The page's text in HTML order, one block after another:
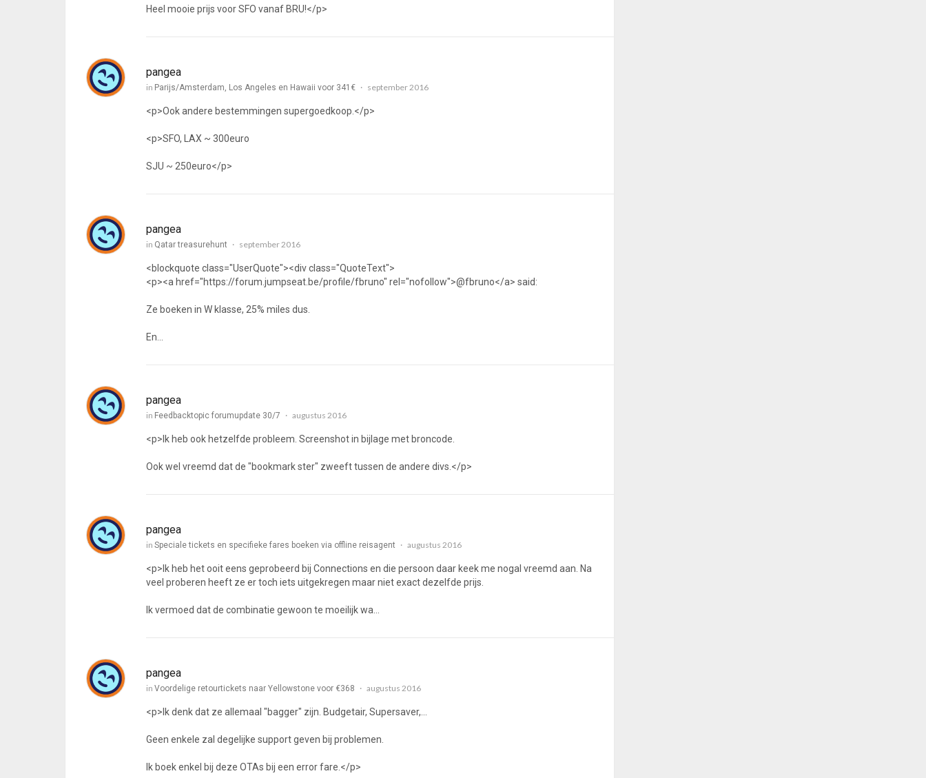
Heel mooie prijs voor SFO vanaf BRU!</p>
pangea
in Parijs/Amsterdam, Los Angeles en Hawaii voor 341€ september 2016
<p>Ook andere bestemmingen supergoedkoop.</p>
<p>SFO, LAX ~ 300euro
SJU ~ 250euro</p>
pangea
in Qatar treasurehunt september 2016
<blockquote class="UserQuote"><div class="QuoteText">
<p><a href="https://forum.jumpseat.be/profile/fbruno" rel="nofollow">@fbruno</a> said:
Ze boeken in W klasse, 25% miles dus.
En…
pangea
in Feedbacktopic forumupdate 30/7 augustus 2016
<p>Ik heb ook hetzelfde probleem. Screenshot in bijlage met broncode.
Ook wel vreemd dat de "bookmark ster" zweeft tussen de andere divs.</p>
pangea
in Speciale tickets en specifieke fares boeken via offline reisagent augustus 2016
<p>Ik heb het ooit eens geprobeerd bij Connections en die persoon daar keek me nogal vreemd aan. Na
veel proberen heeft ze er toch iets uitgekregen maar niet exact dezelfde prijs.
Ik vermoed dat de combinatie gewoon te moeilijk wa…
pangea
in Voordelige retourtickets naar Yellowstone voor €368 augustus 2016
<p>Ik denk dat ze allemaal "bagger" zijn. Budgetair, Supersaver,...
Geen enkele zal degelijke support geven bij problemen.
Ik boek enkel bij deze OTAs bij een error fare.</p>